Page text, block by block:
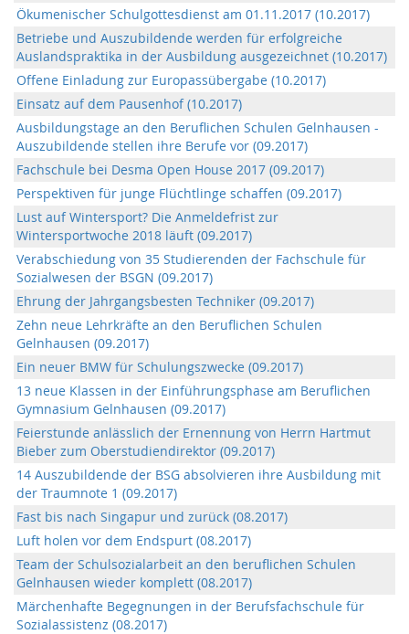
Ökumenischer Schulgottesdienst am 01.11.2017 (10.2017)
Betriebe und Auszubildende werden für erfolgreiche
Auslandspraktika in der Ausbildung ausgezeichnet (10.2017)
Offene Einladung zur Europassübergabe (10.2017)
Einsatz auf dem Pausenhof (10.2017)
Ausbildungstage an den Beruflichen Schulen Gelnhausen -
Auszubildende stellen ihre Berufe vor (09.2017)
Fachschule bei Desma Open House 2017 (09.2017)
Perspektiven für junge Flüchtlinge schaffen (09.2017)
Lust auf Wintersport? Die Anmeldefrist zur
Wintersportwoche 2018 läuft (09.2017)
Verabschiedung von 35 Studierenden der Fachschule für
Sozialwesen der BSGN (09.2017)
Ehrung der Jahrgangsbesten Techniker (09.2017)
Zehn neue Lehrkräfte an den Beruflichen Schulen
Gelnhausen (09.2017)
Ein neuer BMW für Schulungszwecke (09.2017)
13 neue Klassen in der Einführungsphase am Beruflichen
Gymnasium Gelnhausen (09.2017)
Feierstunde anlässlich der Ernennung von Herrn Hartmut
Bieber zum Oberstudiendirektor (09.2017)
14 Auszubildende der BSG absolvieren ihre Ausbildung mit
der Traumnote 1 (09.2017)
Fast bis nach Singapur und zurück (08.2017)
Luft holen vor dem Endspurt (08.2017)
Team der Schulsozialarbeit an den beruflichen Schulen
Gelnhausen wieder komplett (08.2017)
Märchenhafte Begegnungen in der Berufsfachschule für
Sozialassistenz (08.2017)